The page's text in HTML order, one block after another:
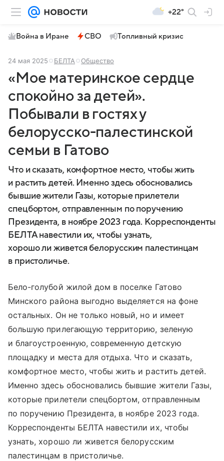
+22°
Война в Иране СВО Топливный кризис
24 мая 2025 БЕЛТА Общество
«Мое материнское сердце
спокойно за детей».
Побывали в гостях у
белорусско-палестинской
семьи в Гатово
Что и сказать, комфортное место, чтобы жить
и растить детей. Именно здесь обосновались
бывшие жители Газы, которые прилетели
спецбортом, отправленным по поручению
Президента, в ноябре 2023 года. Корреспонденты
БЕЛТА навестили их, чтобы узнать,
хорошо ли живется белорусским палестинцам
в пристоличье.
Бело-голубой жилой дом в поселке Гатово
Минского района выгодно выделяется на фоне
остальных. Он не только новый, но и имеет
большую прилегающую территорию, зеленую
и благоустроенную, современную детскую
площадку и места для отдыха. Что и сказать,
комфортное место, чтобы жить и растить детей.
Именно здесь обосновались бывшие жители Газы,
которые прилетели спецбортом, отправленным
по поручению Президента, в ноябре 2023 года.
Корреспонденты БЕЛТА навестили их, чтобы
узнать, хорошо ли живется белорусским
палестинцам в пристоличье.